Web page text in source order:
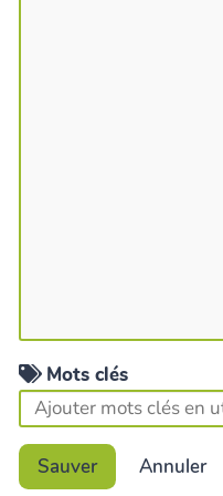
Mots clés
Sauver Annuler